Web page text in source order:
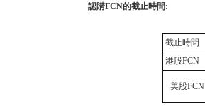
認購FCN的截止時間:
截止時間
港股FCN
美股FCN